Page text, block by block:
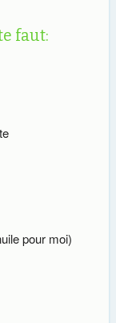
faut:
pour moi)